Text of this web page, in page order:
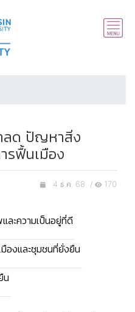
ลด ปัญหาสิ่ง
รฟื้นเมือง
4 ธ.ค. 68 / 170
ละความเป็นอยู่ที่ดี
มืองและชุมชนที่ยั่งยืน
น